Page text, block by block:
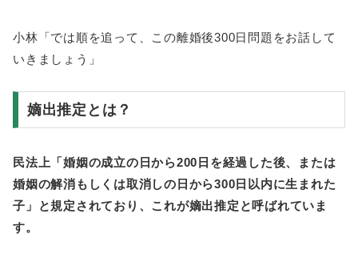
小林「では順を追って、この離婚後300日問題をお話して
いきましょう」
嫡出推定とは？
民法上「婚姻の成立の日から200日を経過した後、または
婚姻の解消もしくは取消しの日から300日以内に生まれた
子」と規定されており、これが嫡出推定と呼ばれていま
す。